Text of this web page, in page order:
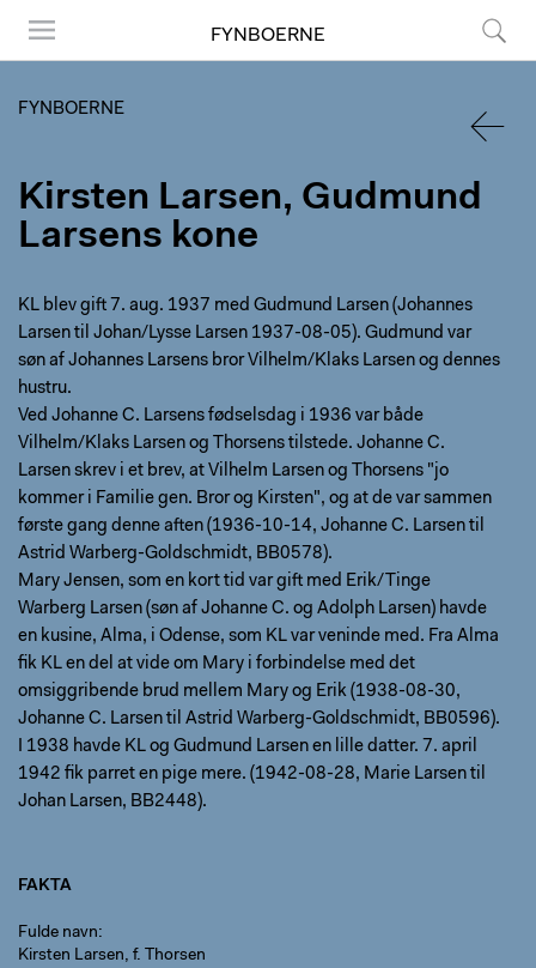
FYNBOERNE
FYNBOERNE
Kirsten Larsen, Gudmund
Larsens kone
KL blev gift 7. aug. 1937 med Gudmund Larsen (Johannes
Larsen til Johan/Lysse Larsen 1937-08-05). Gudmund var
søn af Johannes Larsens bror Vilhelm/Klaks Larsen og dennes
hustru.
Ved Johanne C. Larsens fødselsdag i 1936 var både
Vilhelm/Klaks Larsen og Thorsens tilstede. Johanne C.
Larsen skrev i et brev, at Vilhelm Larsen og Thorsens "jo
kommer i Familie gen. Bror og Kirsten", og at de var sammen
første gang denne aften (1936-10-14, Johanne C. Larsen til
Astrid Warberg-Goldschmidt, BB0578).
Mary Jensen, som en kort tid var gift med Erik/Tinge
Warberg Larsen (søn af Johanne C. og Adolph Larsen) havde
en kusine, Alma, i Odense, som KL var veninde med. Fra Alma
fik KL en del at vide om Mary i forbindelse med det
omsiggribende brud mellem Mary og Erik (1938-08-30,
Johanne C. Larsen til Astrid Warberg-Goldschmidt, BB0596).
I 1938 havde KL og Gudmund Larsen en lille datter. 7. april
1942 fik parret en pige mere. (1942-08-28, Marie Larsen til
Johan Larsen, BB2448).
FAKTA
Fulde navn
Kirsten Larsen, f. Thorsen